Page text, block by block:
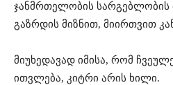
ჯანმრთელობის სარგებლობის
გაზრდის მიზნით, მიირთვით
მიუხედავად იმისა, რომ
ითვლება, კიტრი არის ხილი.